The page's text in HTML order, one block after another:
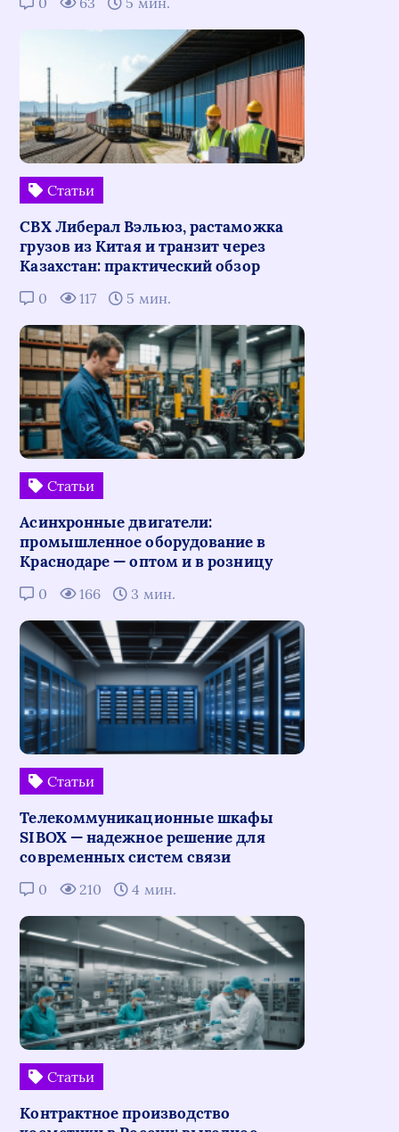
Статьи
СВХ Либерал Вэльюз, растаможка
грузов из Китая и транзит через
Казахстан: практический обзор
0 117 5 мин.
Статьи
Асинхронные двигатели:
промышленное оборудование в
Краснодаре — оптом и в розницу
0 166 3 мин.
Статьи
Телекоммуникационные шкафы
SIBOX — надежное решение для
современных систем связи
0 210 4 мин.
Статьи
Контрактное производство